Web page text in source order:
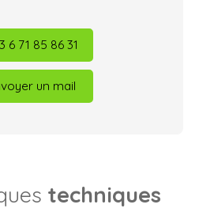
6 71 85 86 31
un mail
techniques